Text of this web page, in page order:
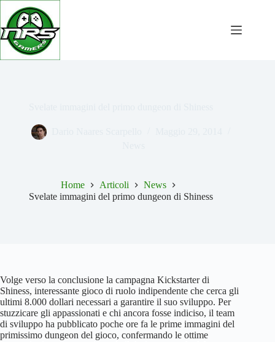
Salta
contenuto
Home Articoli
News
Svelate immagini del primo dungeon di Shiness
Volge verso la conclusione la campagna Kickstarter di
Shiness, interessante gioco di ruolo indipendente che cerca gli
ultimi 8.000 dollari necessari a garantire il suo sviluppo. Per
stuzzicare gli appassionati e chi ancora fosse indiciso, il team
di sviluppo ha pubblicato poche ore fa le prime immagini del
primissimo dungeon del gioco, confermando le ottime